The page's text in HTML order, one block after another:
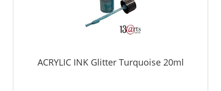
ACRYLIC INK Glitter Turquoise 20ml